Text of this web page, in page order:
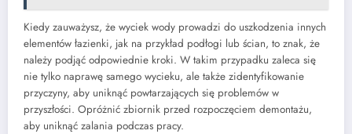
Kiedy zauważysz, że wyciek wody prowadzi do uszkodzenia innych
elementów łazienki, jak na przykład podłogi lub ścian, to znak, że
należy podjąć odpowiednie kroki. W takim przypadku zaleca się
nie tylko naprawę samego wycieku, ale także zidentyfikowanie
przyczyny, aby uniknąć powtarzających się problemów w
przyszłości. Opróżnić zbiornik przed rozpoczęciem demontażu,
aby uniknąć zalania podczas pracy.